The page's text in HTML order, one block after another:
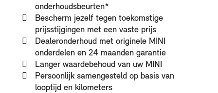
onderhoudsbeurten*
Bescherm jezelf tegen toekomstige
prijsstijgingen met een vaste prijs
Dealeronderhoud met originele MINI
onderdelen en 24 maanden garantie
Langer waardebehoud van uw MINI
Persoonlijk samengesteld op basis van
looptijd en kilometers